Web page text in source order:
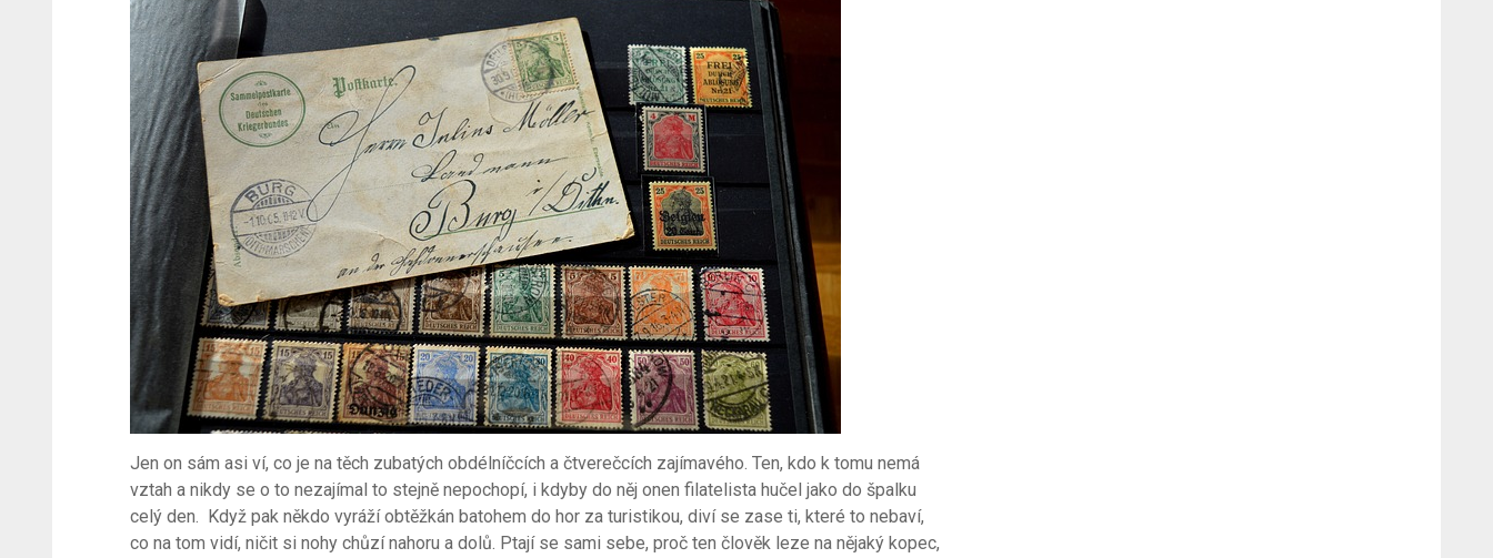
Jen on sám asi ví, co je na těch zubatých obdélníčcích a čtverečcích zajímavého. Ten, kdo k tomu nemá
vztah a nikdy se o to nezajímal to stejně nepochopí, i kdyby do něj onen filatelista hučel jako do špalku
celý den. Když pak někdo vyráží obtěžkán batohem do hor za turistikou, diví se zase ti, které to nebaví,
co na tom vidí, ničit si nohy chůzí nahoru a dolů. Ptají se sami sebe, proč ten člověk leze na nějaký kopec,